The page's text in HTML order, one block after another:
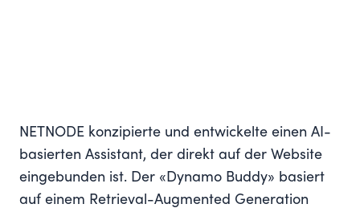
NETNODE konzipierte und entwickelte einen AI-
basierten Assistant, der direkt auf der Website
eingebunden ist. Der «Dynamo Buddy» basiert
auf einem Retrieval-Augmented Generation